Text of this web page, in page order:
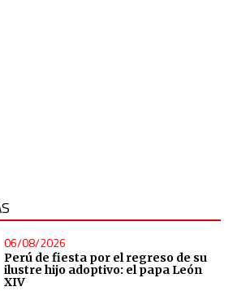
06/08/2026
Perú de fiesta por el regreso de su
ilustre hijo adoptivo: el papa León
XIV